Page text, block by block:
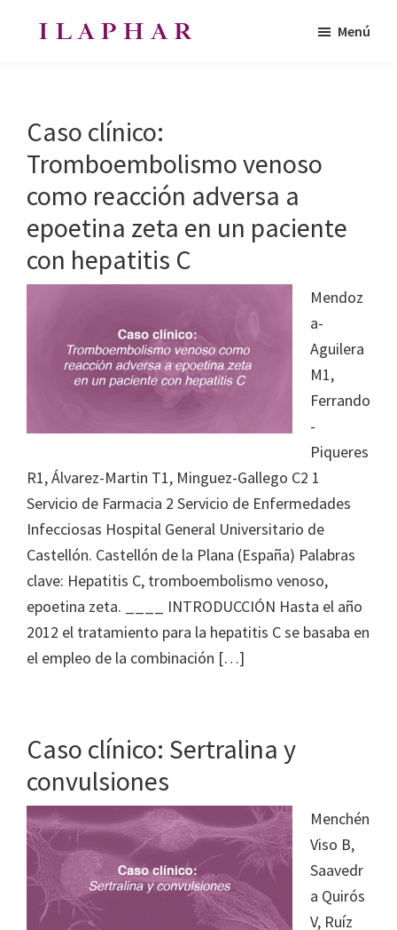
la
OFIL
Organización
de
Farmacéuticos
|
Ibero-
latinoamericanos
American
System
Pharmacy
Menú
Caso clínico:
Tromboembolismo venoso
como reacción adversa a
epoetina zeta en un paciente
con hepatitis C
Mendoz
a-
Aguilera
M1,
Ferrando
-
Piqueres
R1, Álvarez-Martin T1, Minguez-Gallego C2 1
Servicio de Farmacia 2 Servicio de Enfermedades
Infecciosas Hospital General Universitario de
Castellón. Castellón de la Plana (España) Palabras
clave: Hepatitis C, tromboembolismo venoso,
epoetina zeta. ____ INTRODUCCIÓN Hasta el año
2012 el tratamiento para la hepatitis C se basaba en
el empleo de la combinación […]
Caso clínico: Sertralina y
convulsiones
Menchén
Viso B,
Saavedr
a Quirós
V, Ruíz